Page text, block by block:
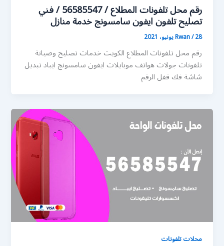
رقم محل تلفونات المطلاع / 56585547 / فني
تصليح تلفون ايفون سامسونج خدمة منازل
Rwan/28 يونيو، 2021
رقم محل تلفونات المطلاع الكويت خدمات تصليح وصيانة
تلفونات جولات هواتف موبايلات ايفون سامسونج ايباد تبديل
شاشة فك قفل الرقم
محلات تلفونات